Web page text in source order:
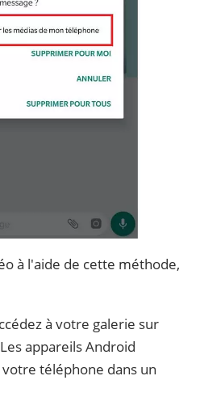
à l'aide de cette méthode,
à votre galerie sur
appareils Android
téléphone dans un